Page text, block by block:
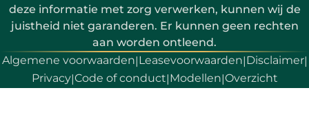
deze informatie met zorg verwerken, kunnen wij de
juistheid niet garanderen. Er kunnen geen rechten
aan worden ontleend.
Algemene voorwaarden|Leasevoorwaarden|Disclaimer|
Privacy|Code of conduct|Modellen|Overzicht